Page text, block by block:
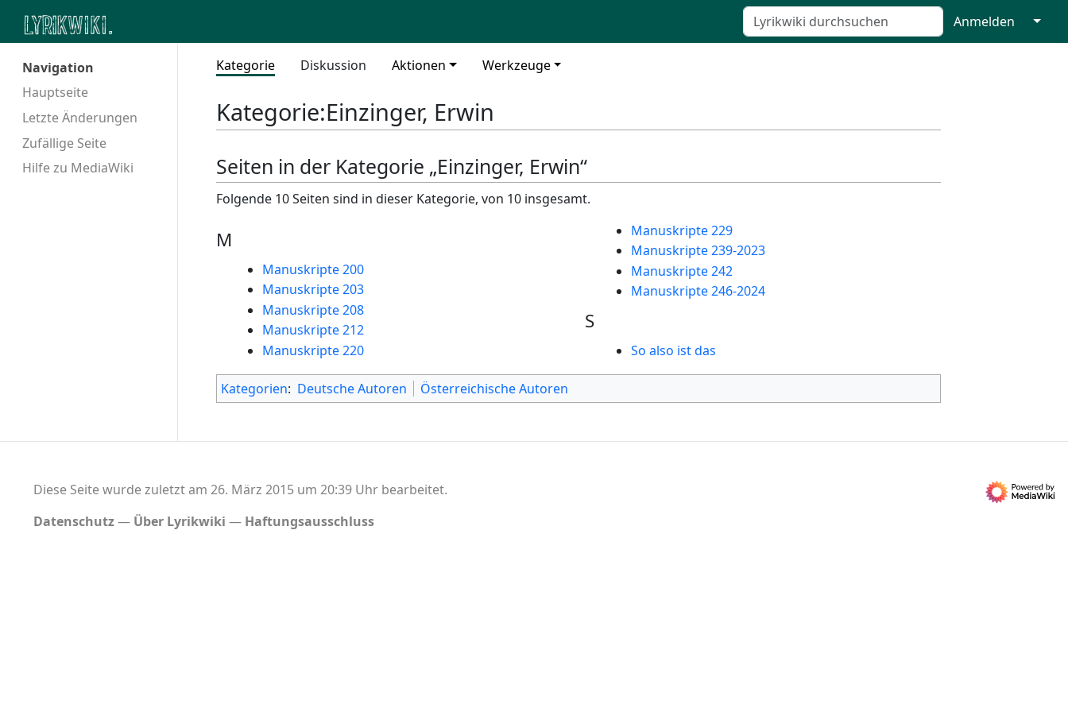
Anmelden ↓
Navigation
Hauptseite
Letzte Änderungen
Zufällige Seite
Hilfe zu MediaWiki
Kategorie Diskussion Aktionen Werkzeuge
Kategorie:Einzinger, Erwin
Seiten in der Kategorie „Einzinger, Erwin“
Folgende 10 Seiten sind in dieser Kategorie, von 10 insgesamt.
M
Manuskripte 200
Manuskripte 203
Manuskripte 208
Manuskripte 212
Manuskripte 220
Manuskripte 229
Manuskripte 239-2023
Manuskripte 242
Manuskripte 246-2024
S
So also ist das
Kategorien: Deutsche Autoren Österreichische Autoren
Diese Seite wurde zuletzt am 26. März 2015 um 20:39 Uhr bearbeitet.
Datenschutz
Über Lyrikwiki Haftungsausschluss